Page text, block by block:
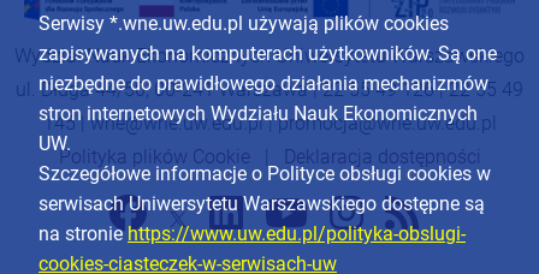
Wydział Nauk Ekonomicznych Uniwersytetu Warszawskiego
ul. Długa 44/50, 00-241 Warszawa | 22 55 49 126 | 22 55 49
145 |wne@wne.uw.edu.pl|promocja@wne.uw.edu.pl
Polityka plików Cookie| Deklaracja dostępności
Serwisy *.wne.uw.edu.pl używają plików cookies
zapisywanych na komputerach użytkowników. Są one
niezbędne do prawidłowego działania mechanizmów
stron internetowych Wydziału Nauk Ekonomicznych
UW.
Szczegółowe informacje o Polityce obsługi cookies w
serwisach Uniwersytetu Warszawskiego dostępne są
na stroniehttps://www.uw.edu.pl/polityka-obslugi-
cookies-ciasteczek-w-serwisach-uw